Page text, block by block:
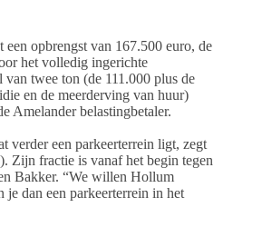
een opbrengst van 167.500 euro, de
het volledig ingerichte
twee ton (de 111.000 plus de
en de meerderving van huur)
Amelander belastingbetaler.
verder een parkeerterrein ligt, zegt
Zijn fractie is vanaf het begin tegen
Bakker. “We willen Hollum
dan een parkeerterrein in het